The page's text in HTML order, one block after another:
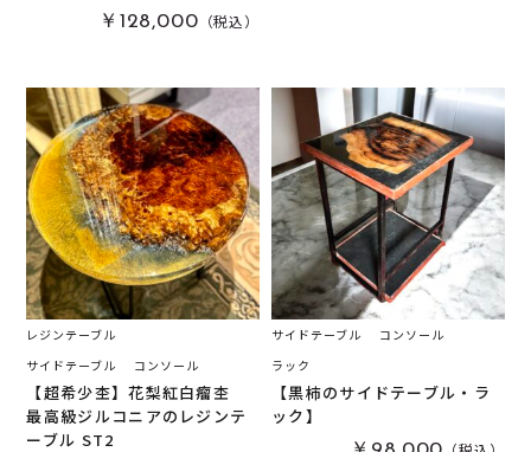
パドック (0)
金井工房オリジナルレジン (0)
赤楠 (0) 神代杉 (0)
ポプラ (0) リグナムバイタ (0)
ビーフウッド・レースウッド (0)
メープル (0)
ブラックウォールナット
0
カイヅカイブキ
モンキーポッド
￥128,000 （税込）
レジンテーブル
サイドテーブル
コンソール
【超希少杢】花梨紅白瘤杢
最高級ジルコニアのレジンテ
ーブル ST2
サイドテーブル
コンソール
ラック
【黒柿のサイドテーブル・ラ
ック】